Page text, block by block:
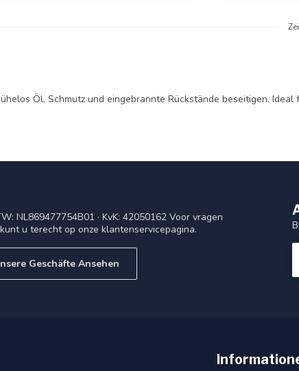
Öl, Schmutz und eingebrannte Rückstände beseitigen.
NL869477754B01 · KvK: 42050162 Voor vragen
u terecht op onze klantenservicepagina.
Geschäfte Ansehen